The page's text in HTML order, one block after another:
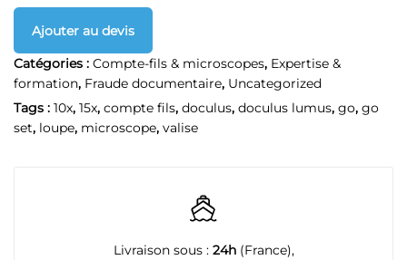
Ajouter au devis
Catégories : Compte-fils & microscopes, Expertise &
formation, Fraude documentaire, Uncategorized
Tags : 10x, 15x, compte fils, doculus, doculus lumus, go, go
set, loupe, microscope, valise
Livraison sous : 24h(France),